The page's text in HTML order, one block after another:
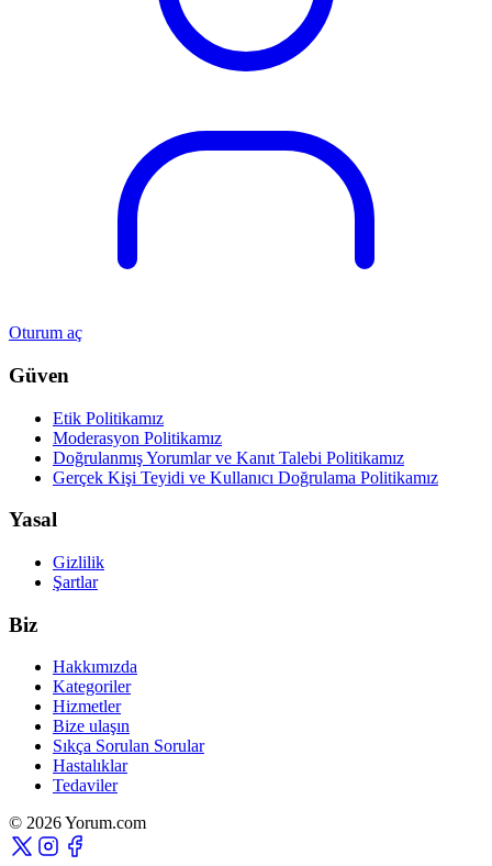
Oturum aç
Güven
Etik Politikamız
Moderasyon Politikamız
Doğrulanmış Yorumlar ve Kanıt Talebi Politikamız
Gerçek Kişi Teyidi ve Kullanıcı Doğrulama Politikamız
Yasal
Gizlilik
Şartlar
Biz
Hakkımızda
Kategoriler
Hizmetler
Bize ulaşın
Sıkça Sorulan Sorular
Hastalıklar
Tedaviler
© 2026 Yorum.com